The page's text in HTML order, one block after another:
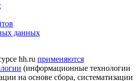
данных
hh.ru применяются
(информационные технологии
на основе сбора, систематизации